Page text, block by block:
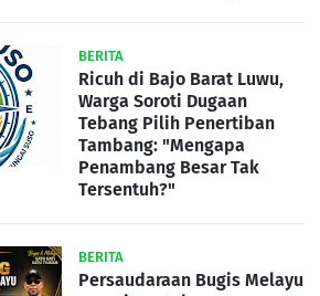
BERITA
Ricuh di Bajo Barat Luwu,
Warga Soroti Dugaan
Tebang Pilih Penertiban
Tambang: "Mengapa
Penambang Besar Tak
Tersentuh?"
BERITA
Persaudaraan Bugis Melayu